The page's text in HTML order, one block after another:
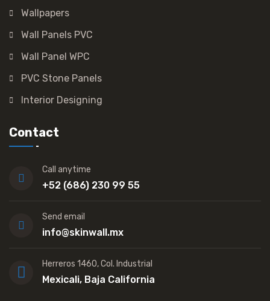
Wallpapers
Wall Panels PVC
Wall Panel WPC
PVC Stone Panels
Interior Designing
Contact
Call anytime
+52 (686) 230 99 55
Send email
info@skinwall.mx
Herreros 1460, Col. Industrial
Mexicali, Baja California